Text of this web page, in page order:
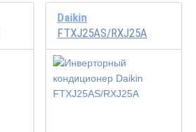
Daikin
FTXJ25AS/RXJ25A
Инвертор